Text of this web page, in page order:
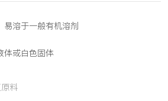
易溶于一般有机溶剂
体或白色固体
料